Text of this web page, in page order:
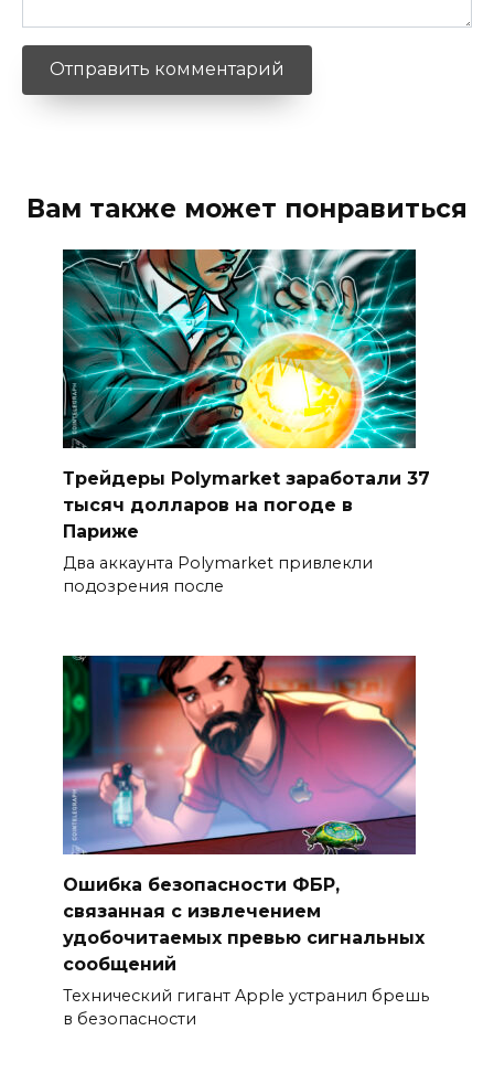
Вам также может понравиться
Трейдеры Polymarket заработали 37
тысяч долларов на погоде в
Париже
Два аккаунта Polymarket привлекли
подозрения после
Ошибка безопасности ФБР,
связанная с извлечением
удобочитаемых превью сигнальных
сообщений
Технический гигант Apple устранил брешь
в безопасности